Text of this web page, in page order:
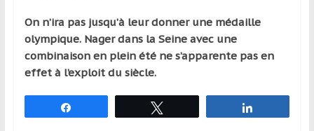
s’adresse
aux
voyageurs
ponctuels
ou
réguliers,
On n’ira pas jusqu’à leur donner une médaille
olympique. Nager dans la Seine avec une
combinaison en plein été ne s’apparente pas en
effet à l’exploit du siècle.